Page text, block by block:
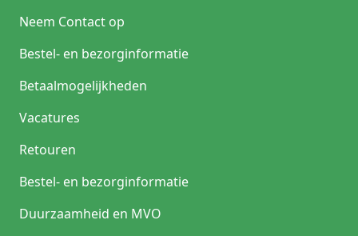
Neem Contact op
Bestel- en bezorginformatie
Betaalmogelijkheden
Vacatures
Retouren
Bestel- en bezorginformatie
Duurzaamheid en MVO